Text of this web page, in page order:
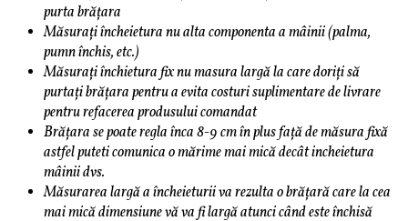
purta brățara
Măsurați încheietura nu alta componenta a mâinii (palma,
pumn închis, etc.)
Măsurați închietura fix nu masura largă la care doriți să
purtați brățara pentru a evita costuri suplimentare de livrare
pentru refacerea produsului comandat
Brățara se poate regla înca 8-9 cm în plus față de măsura fixă
astfel puteti comunica o mărime mai mică decât incheietura
mâinii dvs.
Măsurarea largă a încheieturii va rezulta o brățară care la cea
mai mică dimensiune vă va fi largă atunci când este închisă